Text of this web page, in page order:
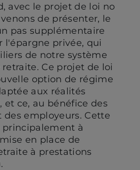
avec le projet de loi no
de présenter, le
pas supplémentaire
l'épargne privée, qui
de notre système
Ce projet de loi
option de régime
aux réalités
et ce, au bénéfice des
des employeurs. Cette
à
en place de
à prestations